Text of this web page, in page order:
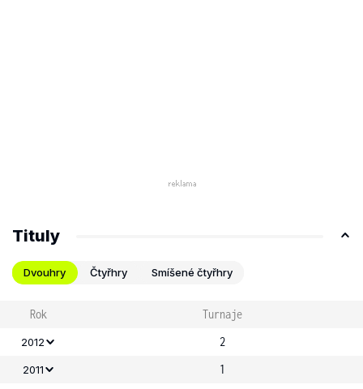
Tituly
Dvouhry Čtyřhry Smíšené čtyřhry
Rok Turnaje
2012 2
2011 1